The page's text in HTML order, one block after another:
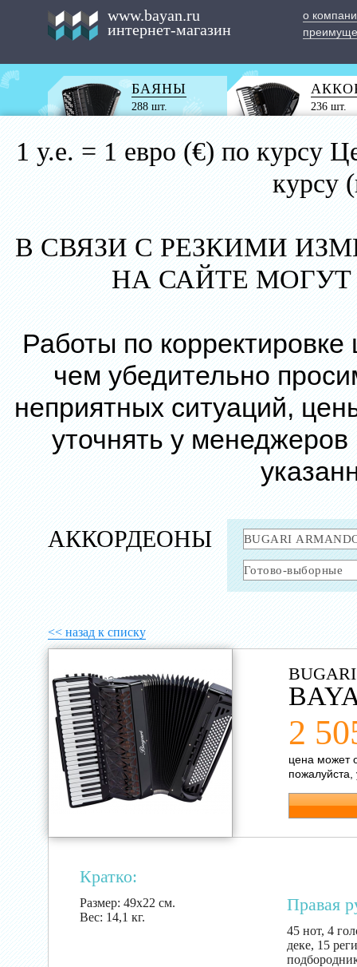
www.bayan.ru
интернет-магазин
о
БАЯНЫ
288 шт. 236 шт.
1 у.е. = 1 евро (€) по курсу
курсу
В СВЯЗИ С РЕЗКИМИ
НА САЙТЕ
Работы по
чем убедительно
неприятных ситуаций,
уточнять у
АККОРДЕОНЫ
<< назад к списку
2
цена может
пожалуйста,
Кратко:
Размер: 49х22 см.
Вес: 14,1 кг.
Правая
45 нот, 4
деке, 15